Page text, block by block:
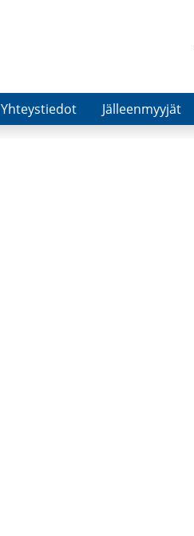
Yhteystiedot Jälleenmyyjät